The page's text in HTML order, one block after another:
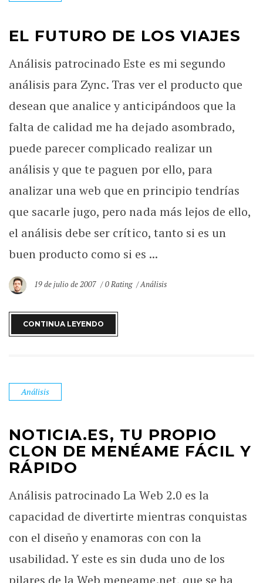
EL FUTURO DE LOS VIAJES
Análisis patrocinado Este es mi segundo
análisis para Zync. Tras ver el producto que
desean que analice y anticipándoos que la
falta de calidad me ha dejado asombrado,
puede parecer complicado realizar un
análisis y que te paguen por ello, para
analizar una web que en principio tendrías
que sacarle jugo, pero nada más lejos de ello,
el análisis debe ser crítico, tanto si es un
buen producto como si es ...
19 de julio de 2007 0 Rating Análisis
CONTINUA LEYENDO
Análisis
NOTICIA.ES, TU PROPIO
CLON DE MENÉAME FÁCIL Y
RÁPIDO
Análisis patrocinado La Web 2.0 es la
capacidad de divertirte mientras conquistas
con el diseño y enamoras con con la
usabilidad. Y este es sin duda uno de los
pilares de la Web meneame.net, que se ha